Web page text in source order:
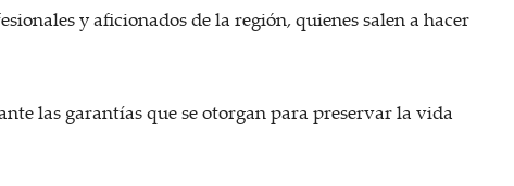
y aficionados de la región, quienes salen a hacer
las garantías que se otorgan para preservar la vida